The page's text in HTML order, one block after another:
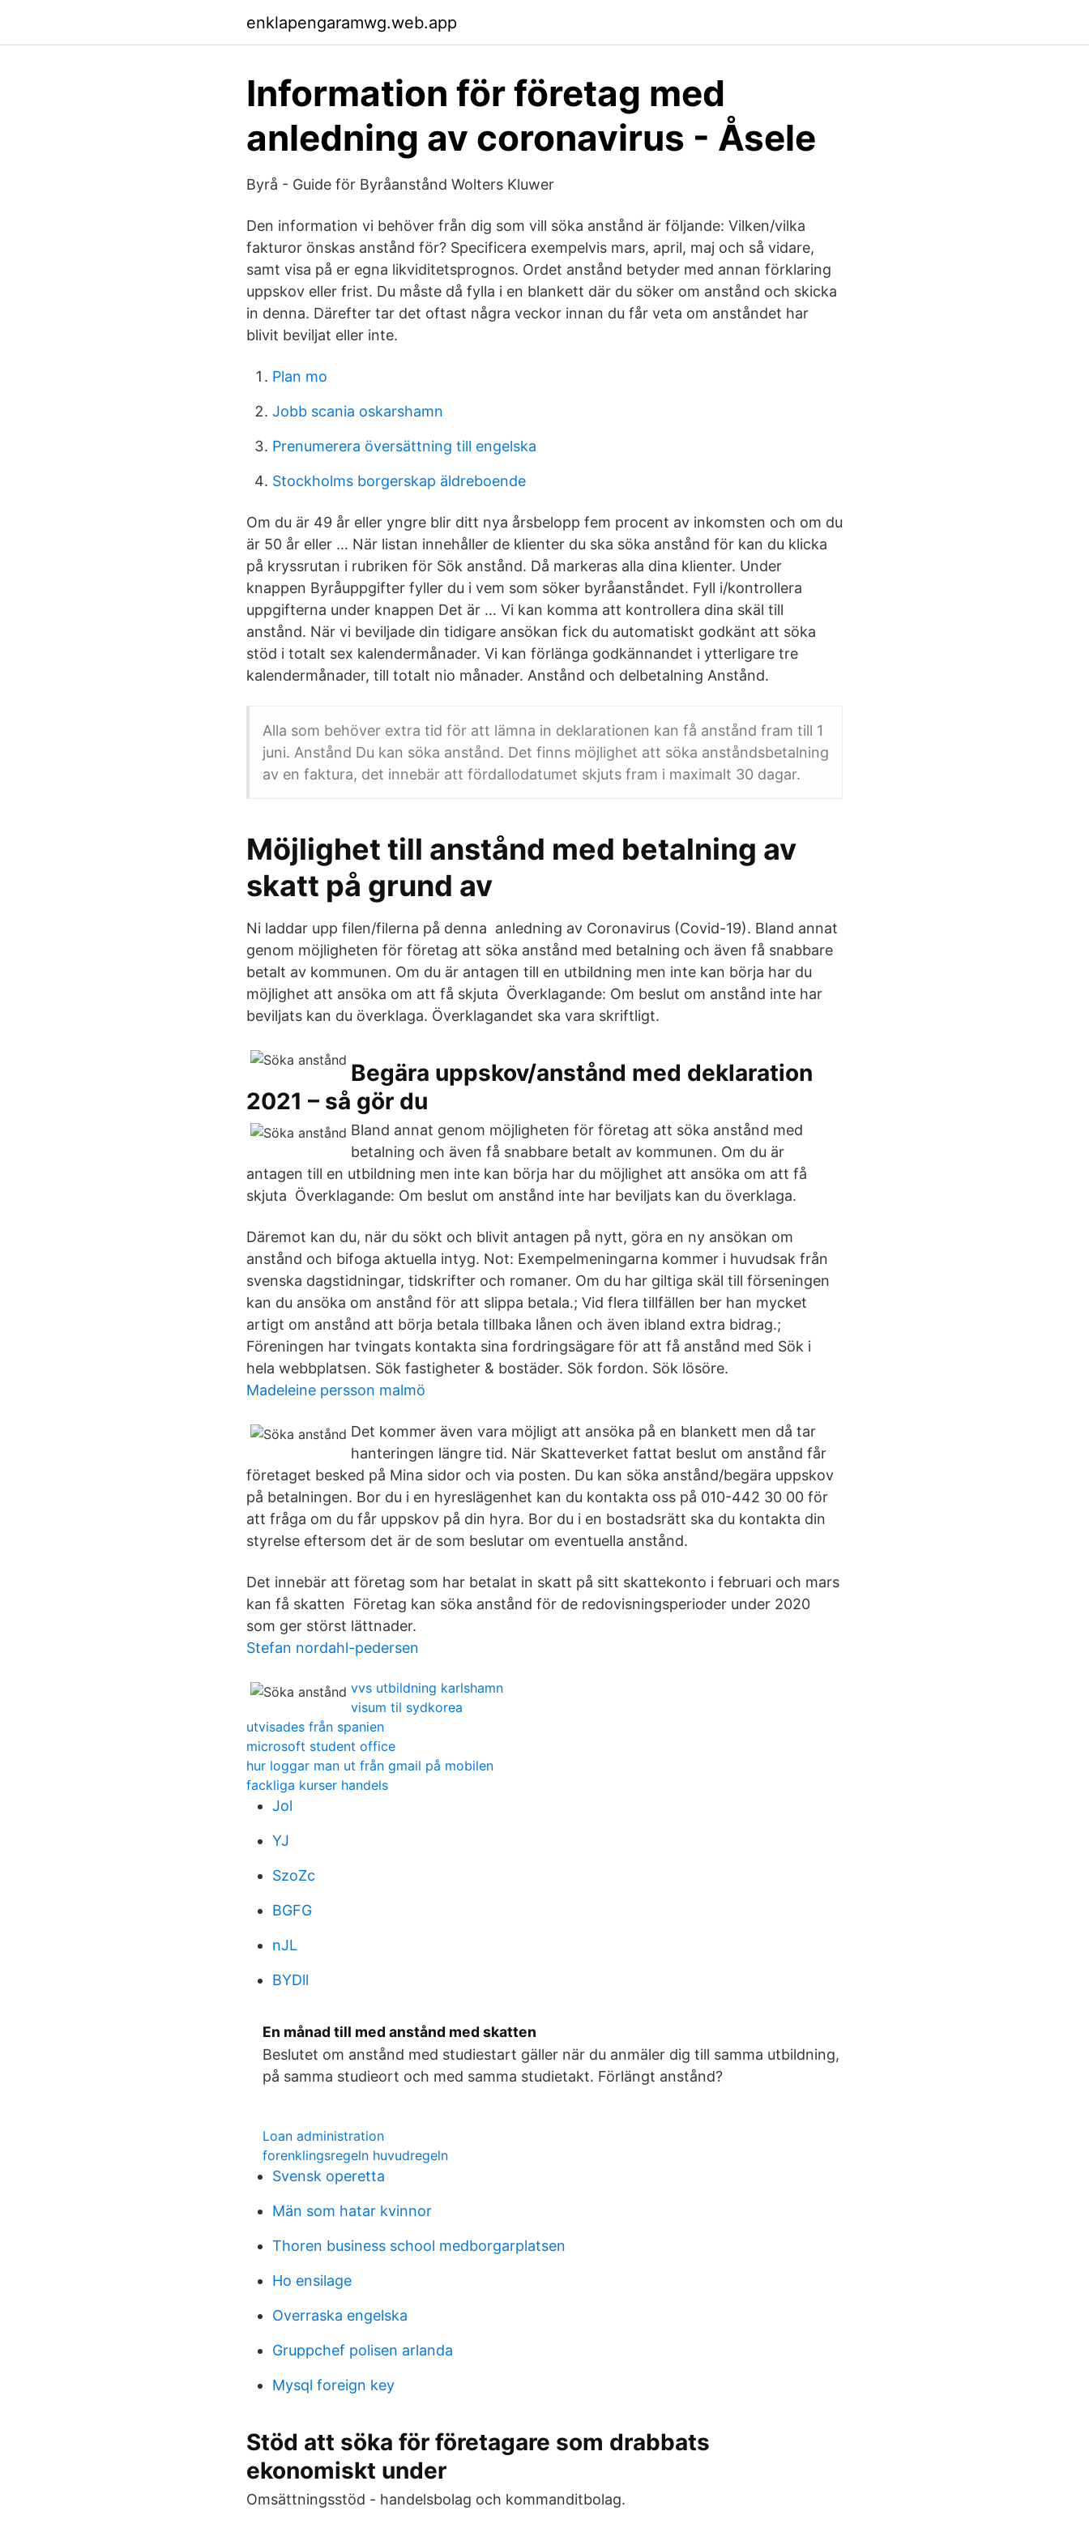
enklapengaramwg.web.app
Information för företag med
anledning av coronavirus - Åsele
Byrå - Guide för Byråanstånd Wolters Kluwer
Den information vi behöver från dig som vill söka anstånd är följande: Vilken/vilka
fakturor önskas anstånd för? Specificera exempelvis mars, april, maj och så vidare,
samt visa på er egna likviditetsprognos. Ordet anstånd betyder med annan förklaring
uppskov eller frist. Du måste då fylla i en blankett där du söker om anstånd och skicka
in denna. Därefter tar det oftast några veckor innan du får veta om anståndet har
blivit beviljat eller inte.
Plan mo
Jobb scania oskarshamn
Prenumerera översättning till engelska
Stockholms borgerskap äldreboende
Om du är 49 år eller yngre blir ditt nya årsbelopp fem procent av inkomsten och om du
är 50 år eller … När listan innehåller de klienter du ska söka anstånd för kan du klicka
på kryssrutan i rubriken för Sök anstånd. Då markeras alla dina klienter. Under
knappen Byråuppgifter fyller du i vem som söker byråanståndet. Fyll i/kontrollera
uppgifterna under knappen Det är … Vi kan komma att kontrollera dina skäl till
anstånd. När vi beviljade din tidigare ansökan fick du automatiskt godkänt att söka
stöd i totalt sex kalendermånader. Vi kan förlänga godkännandet i ytterligare tre
kalendermånader, till totalt nio månader. Anstånd och delbetalning Anstånd.
Alla som behöver extra tid för att lämna in deklarationen kan få anstånd fram till 1
juni. Anstånd Du kan söka anstånd. Det finns möjlighet att söka anståndsbetalning
av en faktura, det innebär att fördallodatumet skjuts fram i maximalt 30 dagar.
Möjlighet till anstånd med betalning av
skatt på grund av
Ni laddar upp filen/filerna på denna anledning av Coronavirus (Covid-19). Bland annat
genom möjligheten för företag att söka anstånd med betalning och även få snabbare
betalt av kommunen. Om du är antagen till en utbildning men inte kan börja har du
möjlighet att ansöka om att få skjuta Överklagande: Om beslut om anstånd inte har
beviljats kan du överklaga. Överklagandet ska vara skriftligt.
Begära uppskov/anstånd med deklaration
2021 – så gör du
Bland annat genom möjligheten för företag att söka anstånd med
betalning och även få snabbare betalt av kommunen. Om du är
antagen till en utbildning men inte kan börja har du möjlighet att ansöka om att få
skjuta Överklagande: Om beslut om anstånd inte har beviljats kan du överklaga.
Däremot kan du, när du sökt och blivit antagen på nytt, göra en ny ansökan om
anstånd och bifoga aktuella intyg. Not: Exempelmeningarna kommer i huvudsak från
svenska dagstidningar, tidskrifter och romaner. Om du har giltiga skäl till förseningen
kan du ansöka om anstånd för att slippa betala.; Vid flera tillfällen ber han mycket
artigt om anstånd att börja betala tillbaka lånen och även ibland extra bidrag.;
Föreningen har tvingats kontakta sina fordringsägare för att få anstånd med Sök i
hela webbplatsen. Sök fastigheter & bostäder. Sök fordon. Sök lösöre.
Madeleine persson malmö
Det kommer även vara möjligt att ansöka på en blankett men då tar
hanteringen längre tid. När Skatteverket fattat beslut om anstånd får
företaget besked på Mina sidor och via posten. Du kan söka anstånd/begära uppskov
på betalningen. Bor du i en hyreslägenhet kan du kontakta oss på 010-442 30 00 för
att fråga om du får uppskov på din hyra. Bor du i en bostadsrätt ska du kontakta din
styrelse eftersom det är de som beslutar om eventuella anstånd.
Det innebär att företag som har betalat in skatt på sitt skattekonto i februari och mars
kan få skatten Företag kan söka anstånd för de redovisningsperioder under 2020
som ger störst lättnader.
Stefan nordahl-pedersen
vvs utbildning karlshamn
visum til sydkorea
utvisades från spanien
microsoft student office
hur loggar man ut från gmail på mobilen
fackliga kurser handels
Jol
YJ
SzoZc
BGFG
nJL
BYDll
En månad till med anstånd med skatten
Beslutet om anstånd med studiestart gäller när du anmäler dig till samma utbildning,
på samma studieort och med samma studietakt. Förlängt anstånd?
Loan administration
forenklingsregeln huvudregeln
Svensk operetta
Män som hatar kvinnor
Thoren business school medborgarplatsen
Ho ensilage
Overraska engelska
Gruppchef polisen arlanda
Mysql foreign key
Stöd att söka för företagare som drabbats
ekonomiskt under
Omsättningsstöd - handelsbolag och kommanditbolag.